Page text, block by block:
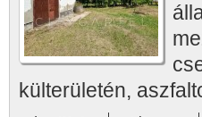
külterületén,